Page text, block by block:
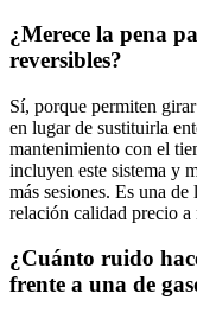
¿Merece la pena
reversibles?
Sí, porque permiten
en lugar de sustituirla
mantenimiento con el
incluyen este sistema y
más sesiones. Es una de
relación calidad precio a
¿Cuánto ruido
frente a una de